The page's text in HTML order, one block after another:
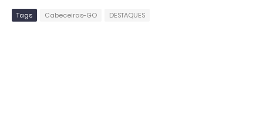
Tags Cabeceiras-GO DESTAQUES